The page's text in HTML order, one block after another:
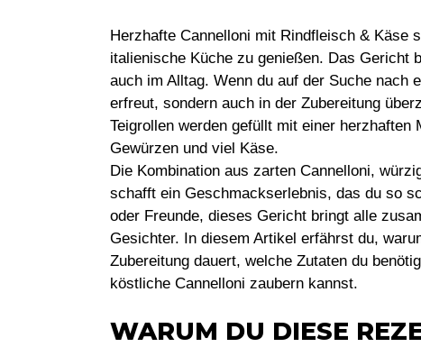
Herzhafte Cannelloni mit Rindfleisch & Käse
italienische Küche zu genießen. Das Gericht
auch im Alltag. Wenn du auf der Suche nach
erfreut, sondern auch in der Zubereitung
Teigrollen werden gefüllt mit einer
Gewürzen und viel Käse.
Die Kombination aus zarten Cannelloni,
schafft ein Geschmackserlebnis, das du so
oder Freunde, dieses Gericht bringt alle
Gesichter. In diesem Artikel erfährst du,
Zubereitung dauert, welche Zutaten du
köstliche Cannelloni zaubern kannst.
WARUM DU DIESE